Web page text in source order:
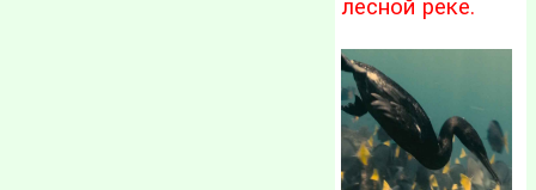
лесной реке.